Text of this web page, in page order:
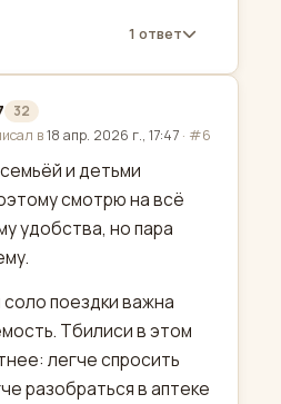
1 ответ
32
в18 апр. 2026 г., 17:47 · #6
и детьми
смотрю на всё
удобства, но пара
поездки важна
Тбилиси в этом
легче спросить
разобраться в аптеке